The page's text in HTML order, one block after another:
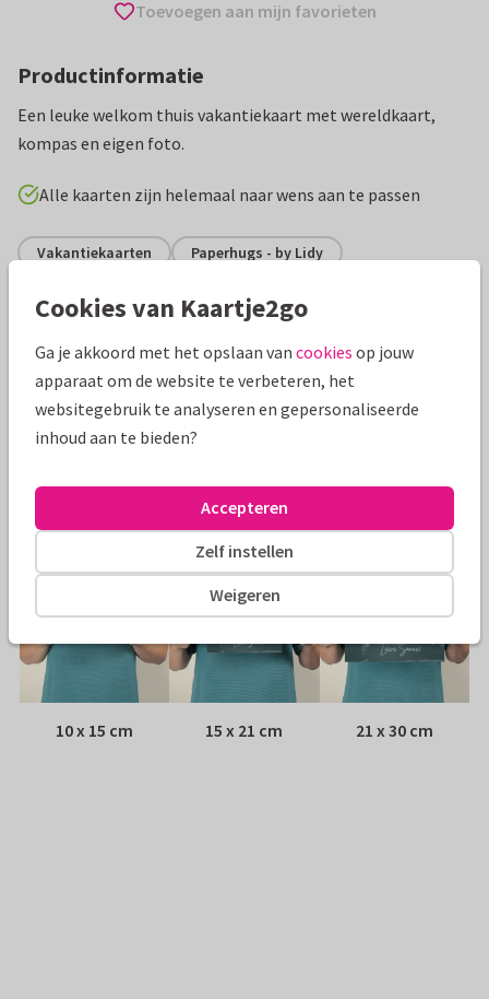
Toevoegen aan mijn favorieten
Productinformatie
Een leuke welkom thuis vakantiekaart met wereldkaart,
kompas en eigen foto.
Alle kaarten zijn helemaal naar wens aan te passen
Vakantiekaarten Paperhugs - by Lidy
Specificaties bij deze kaart
Papiersoort: Kies uit 6 luxe papiersoorten
Witte vensterenvelop
Formaten
10 x 15 cm 15 x 21 cm 21 x 30 cm
Cookies van Kaartje2go
Ga je akkoord met het opslaan van cookies op jouw
apparaat om de website te verbeteren, het
websitegebruik te analyseren en gepersonaliseerde
inhoud aan te bieden?
Weigeren
Zelf instellen
Accepteren